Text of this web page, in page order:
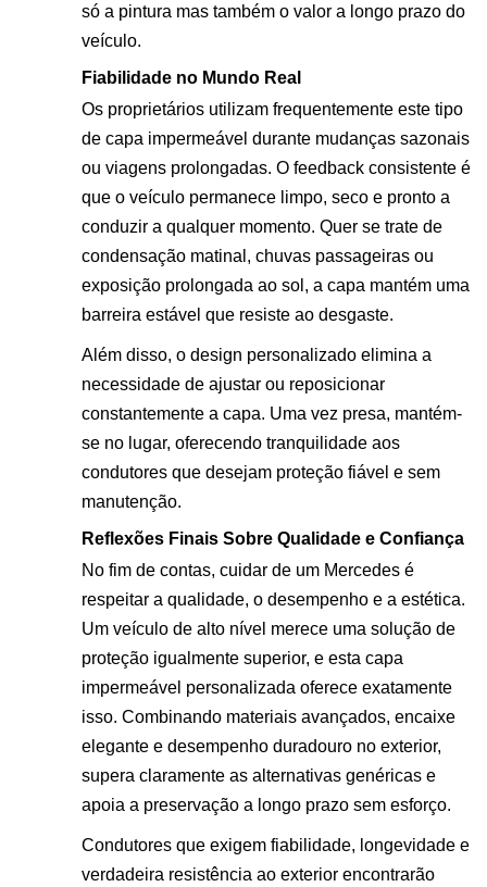
só a pintura mas também o valor a longo prazo do
veículo.
Fiabilidade no Mundo Real
Os proprietários utilizam frequentemente este tipo
de capa impermeável durante mudanças sazonais
ou viagens prolongadas. O feedback consistente é
que o veículo permanece limpo, seco e pronto a
conduzir a qualquer momento. Quer se trate de
condensação matinal, chuvas passageiras ou
exposição prolongada ao sol, a capa mantém uma
barreira estável que resiste ao desgaste.
Além disso, o design personalizado elimina a
necessidade de ajustar ou reposicionar
constantemente a capa. Uma vez presa, mantém-
se no lugar, oferecendo tranquilidade aos
condutores que desejam proteção fiável e sem
manutenção.
Reflexões Finais Sobre Qualidade e Confiança
No fim de contas, cuidar de um Mercedes é
respeitar a qualidade, o desempenho e a estética.
Um veículo de alto nível merece uma solução de
proteção igualmente superior, e esta capa
impermeável personalizada oferece exatamente
isso. Combinando materiais avançados, encaixe
elegante e desempenho duradouro no exterior,
supera claramente as alternativas genéricas e
apoia a preservação a longo prazo sem esforço.
Condutores que exigem fiabilidade, longevidade e
verdadeira resistência ao exterior encontrarão